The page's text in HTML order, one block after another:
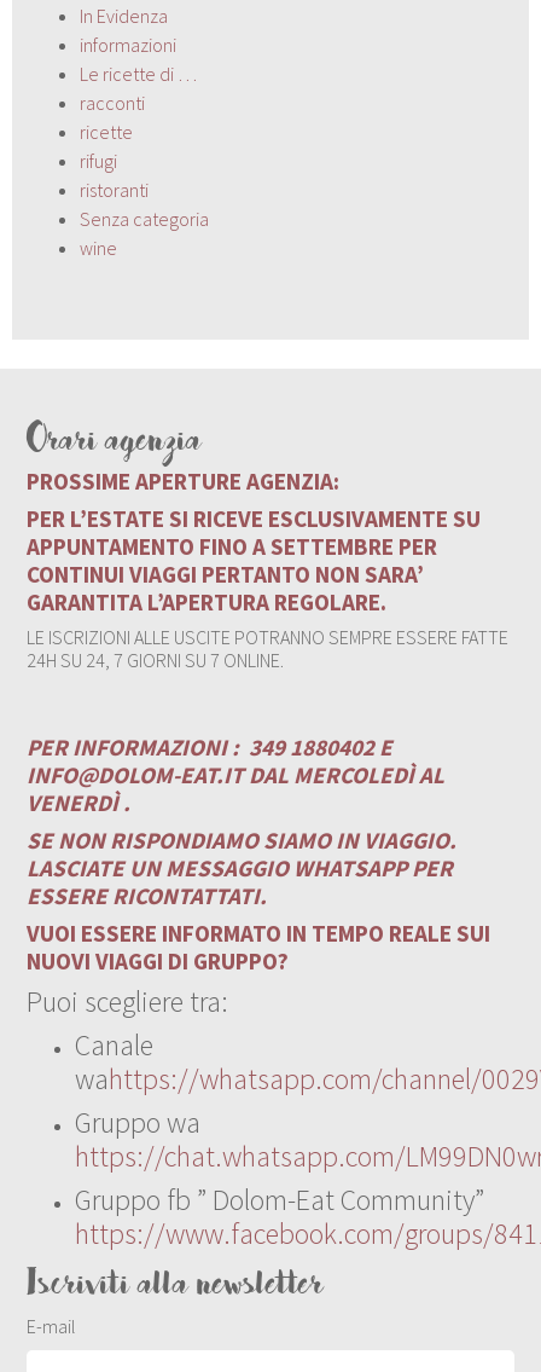
In Evidenza
informazioni
Le ricette di …
racconti
ricette
rifugi
ristoranti
Senza categoria
wine
Orari agenzia
PROSSIME APERTURE AGENZIA:
PER L’ESTATE SI RICEVE ESCLUSIVAMENTE SU
APPUNTAMENTO FINO A SETTEMBRE PER
CONTINUI VIAGGI PERTANTO NON SARA’
GARANTITA L’APERTURA REGOLARE.
LE ISCRIZIONI ALLE USCITE POTRANNO SEMPRE ESSERE FATTE
24H SU 24, 7 GIORNI SU 7 ONLINE.
PER INFORMAZIONI : 349 1880402 E
INFO@DOLOM-EAT.ITDAL MERCOLEDÌ AL
VENERDÌ .
SE NON RISPONDIAMO SIAMO IN VIAGGIO.
LASCIATE UN MESSAGGIO WHATSAPP PER
ESSERE RICONTATTATI.
VUOI ESSERE INFORMATO IN TEMPO REALE SUI
NUOVI VIAGGI DI GRUPPO?
Puoi scegliere tra:
Canale
wahttps://whatsapp.com/channel/
Gruppo wa
https://chat.whatsapp.com/
Gruppo fb ” Dolom-Eat Community”
https://www.facebook.com/groups/
Iscriviti alla newsletter
E-mail